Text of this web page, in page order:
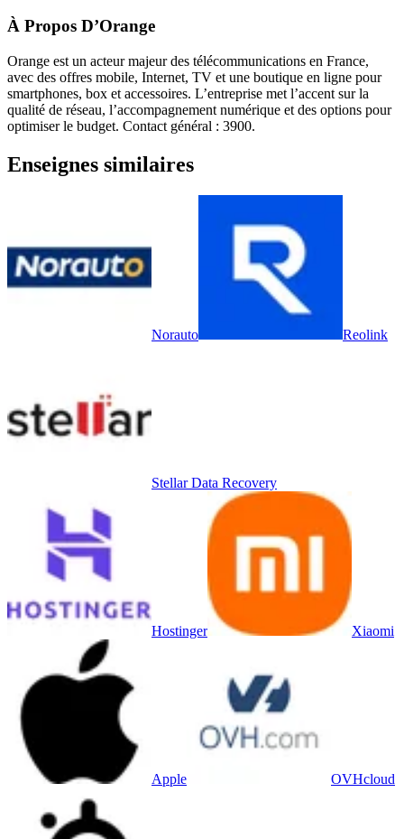
À Propos D’Orange
Orange est un acteur majeur des télécommunications en France,
avec des offres mobile, Internet, TV et une boutique en ligne pour
smartphones, box et accessoires. L’entreprise met l’accent sur la
qualité de réseau, l’accompagnement numérique et des options pour
optimiser le budget. Contact général : 3900.
Enseignes similaires
Norauto Reolink
Stellar Data Recovery
Hostinger Xiaomi
Apple OVHcloud